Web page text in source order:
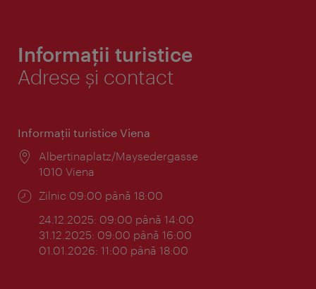
Informații turistice
Adrese și contact
Informaţii turistice Viena
Locul:
Albertinaplatz/Maysedergasse
1010 Viena
Program:
Zilnic 09:00 până 18:00
24.12.2025: 09:00 până 14:00
31.12.2025: 09:00 până 16:00
01.01.2026: 11:00 până 18:00